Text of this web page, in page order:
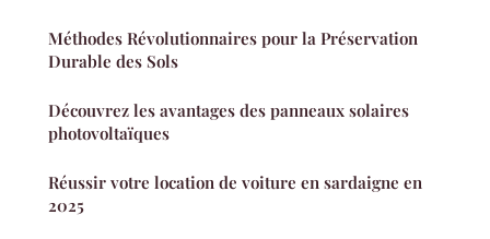
Méthodes Révolutionnaires pour la Préservation
Durable des Sols
Découvrez les avantages des panneaux solaires
photovoltaïques
Réussir votre location de voiture en sardaigne en
2025